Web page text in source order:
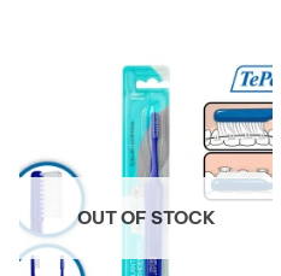
OUT OF STOCK